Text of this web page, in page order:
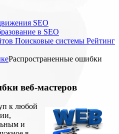
SEO
в SEO
Поисковые системы Рейтинг
Распространенные ошибки
веб-мастеров
к любой
и